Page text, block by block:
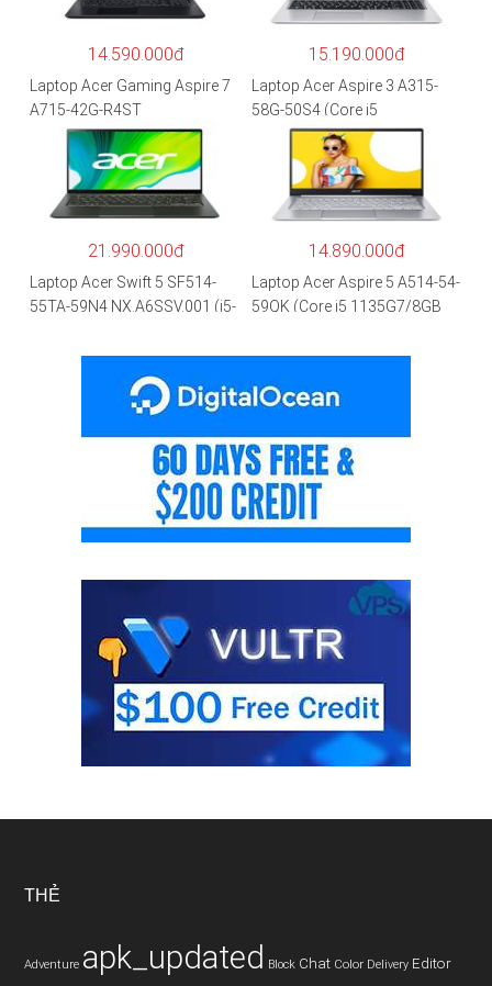
14.590.000đ
Laptop Acer Gaming Aspire 7
A715-42G-R4ST
NH.QAYSV.004 (R5
5500U/8GB RAM/256GB
SSD/15.6″FHD IPS/GTX1650
4GB/Win10) – Hàng chính
15.190.000đ
Laptop Acer Aspire 3 A315-
58G-50S4 (Core i5
1135G7/8GB
RAM/512GB/15.6″FHD/MX35
0 2GB/Win 10/Bạc)
21.990.000đ
Laptop Acer Swift 5 SF514-
55TA-59N4 NX.A6SSV.001 (i5-
SSD/14″FHD_Touch/Win10/X
anh) – Hàng chính hãng
14.890.000đ
Laptop Acer Aspire 5 A514-54-
59QK (Core i5 1135G7/8GB
11/Vàng)
THẺ
Adventure apk_updated Block Chat Color Delivery Editor